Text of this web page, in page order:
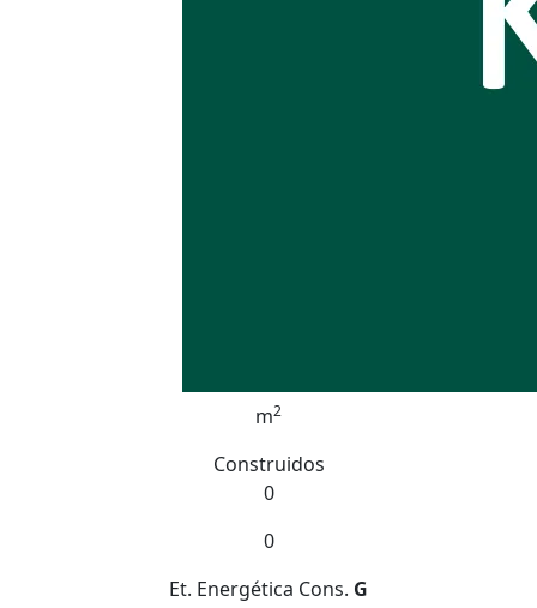
m2
Construidos
0
0
Et. Energética Cons. G